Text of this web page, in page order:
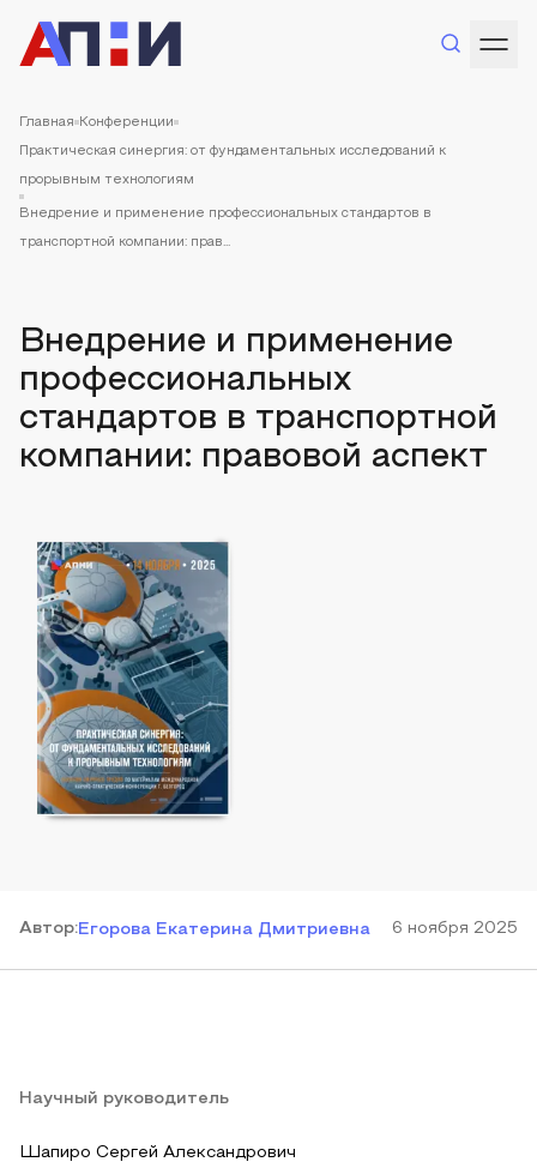
Главная Конференции
Практическая синергия: от фундаментальных исследований к
прорывным технологиям
Внедрение и применение профессиональных стандартов в
транспортной компании: прав...
Внедрение и применение
профессиональных
стандартов в транспортной
компании: правовой аспект
Автор:Егорова Екатерина Дмитриевна 6 ноября 2025
Научный руководитель
Шапиро Сергей Александрович